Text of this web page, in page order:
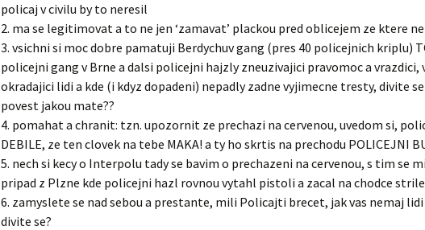
policaj v civilu by to neresil
2. ma se legitimovat a to ne jen ‘zamavat’ plackou pred oblicejem ze ktere
3. vsichni si moc dobre pamatuji Berdychuv gang (pres 40 policejnich kriplu)
policejni gang v Brne a dalsi policejni hajzly zneuzivajici pravomoc a vrazdici,
okradajici lidi a kde (i kdyz dopadeni) nepadly zadne vyjimecne tresty, divite
povest jakou mate??
4. pomahat a chranit: tzn. upozornit ze prechazi na cervenou, uvedom si,
DEBILE, ze ten clovek na tebe MAKA! a ty ho skrtis na prechodu POLICEJNI
5. nech si kecy o Interpolu tady se bavim o prechazeni na cervenou, s tim se
pripad z Plzne kde policejni hazl rovnou vytahl pistoli a zacal na chodce
6. zamyslete se nad sebou a prestante, mili Policajti brecet, jak vas nemaj lidi
divite se?